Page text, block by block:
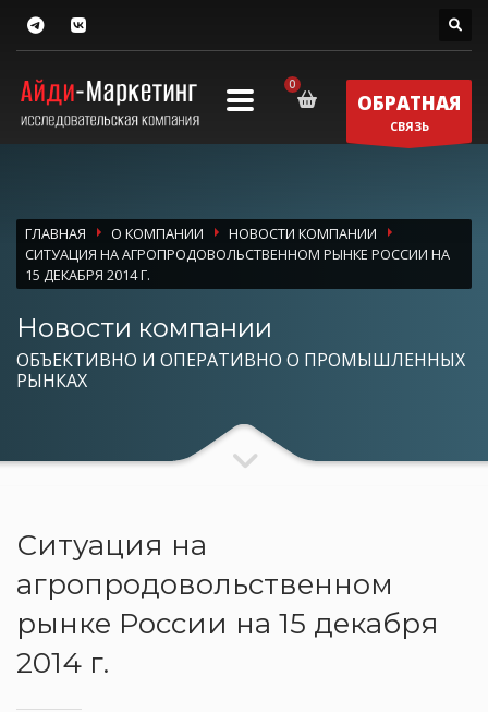
ОБРАТНАЯ
СВЯЗЬ
ГЛАВНАЯ О КОМПАНИИ
НОВОСТИ КОМПАНИИ
СИТУАЦИЯ НА АГРОПРОДОВОЛЬСТВЕННОМ РЫНКЕ РОССИИ НА
15 ДЕКАБРЯ 2014 Г.
Новости компании
ОБЪЕКТИВНО И ОПЕРАТИВНО О ПРОМЫШЛЕННЫХ
РЫНКАХ
Ситуация на
агропродовольственном
рынке России на 15 декабря
2014 г.